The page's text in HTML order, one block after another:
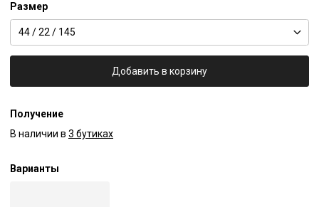
Размер
44 / 22 / 145
Добавить в корзину
Получение
В наличии в 3 бутиках
Варианты